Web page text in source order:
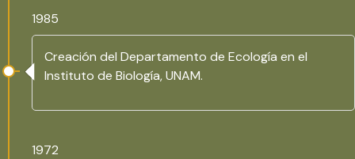
1985
Creación del Departamento de Ecología en el
Instituto de Biología, UNAM.
1972